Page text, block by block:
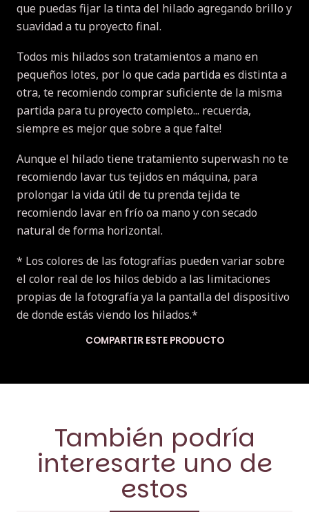
que puedas fijar la tinta del hilado agregando brillo y
suavidad a tu proyecto final.
Todos mis hilados son tratamientos a mano en
pequeños lotes, por lo que cada partida es distinta a
otra, te recomiendo comprar suficiente de la misma
partida para tu proyecto completo... recuerda,
siempre es mejor que sobre a que falte!
Aunque el hilado tiene tratamiento superwash no te
recomiendo lavar tus tejidos en máquina, para
prolongar la vida útil de tu prenda tejida te
recomiendo lavar en frío oa mano y con secado
natural de forma horizontal.
* Los colores de las fotografías pueden variar sobre
el color real de los hilos debido a las limitaciones
propias de la fotografía ya la pantalla del dispositivo
de donde estás viendo los hilados.*
COMPARTIR ESTE PRODUCTO
También podría
interesarte uno de
estos